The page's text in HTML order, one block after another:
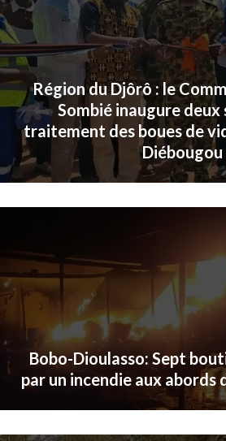
Région du Djôrô : le
Sombié inaugure
traitement des boues de
Diébougou
Bobo-Dioulasso: Sept
par un incendie aux abords